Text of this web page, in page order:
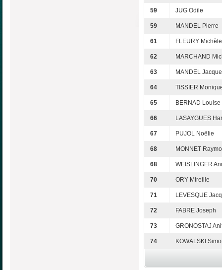
59 JUG Odile
59 MANDEL Pierre
61 FLEURY Michèle
62 MARCHAND
63 MANDEL
64 TISSIER
65 BERNAD Louise
66 LASAYGUES
67 PUJOL Noëlie
68 MONNET
68 WEISLINGER
70 ORY Mireille
71 LEVESQUE
72 FABRE Joseph
73 GRONOSTAJ
74 KOWALSKI